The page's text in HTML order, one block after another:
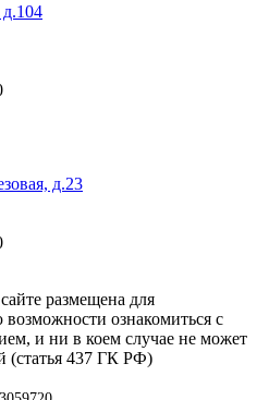
д.23
размещена для
ознакомиться с
и ни в коем случае не может
(статья 437 ГК РФ)